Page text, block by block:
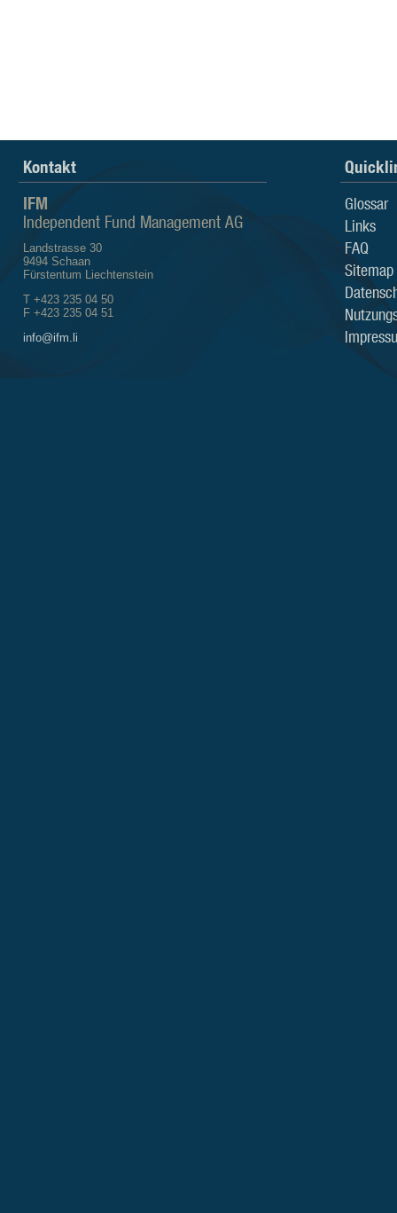
Kontakt
IFM
Independent Fund Management AG
Landstrasse 30
9494 Schaan
Fürstentum Liechtenstein
T +423 235 04 50
F +423 235 04 51
info@ifm.li
Glossar
Links
FAQ
Sitemap